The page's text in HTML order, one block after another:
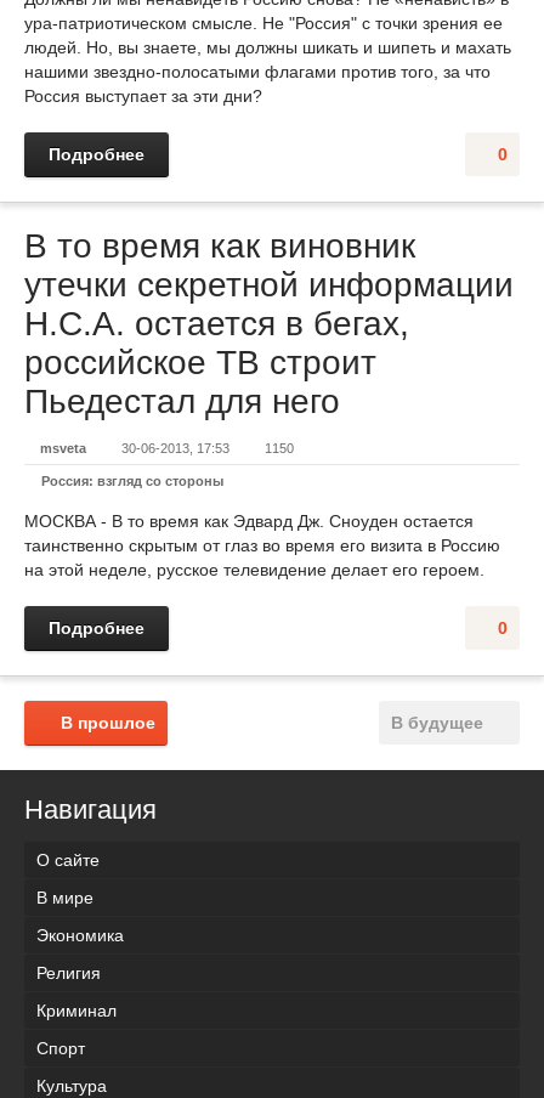
ура-патриотическом смысле. Не "Россия" с точки зрения ее
людей. Но, вы знаете, мы должны шикать и шипеть и махать
нашими звездно-полосатыми флагами против того, за что
Россия выступает за эти дни?
0
Подробнее
В то время как виновник
утечки секретной информации
Н.С.А. остается в бегах,
российское ТВ строит
Пьедестал для него
msveta 30-06-2013, 17:53 1150
Россия: взгляд со стороны
МОСКВА - В то время как Эдвард Дж. Сноуден остается
таинственно скрытым от глаз во время его визита в Россию
на этой неделе, русское телевидение делает его героем.
0
Подробнее
В будущее
В прошлое
Навигация
О сайте
В мире
Экономика
Религия
Криминал
Спорт
Культура